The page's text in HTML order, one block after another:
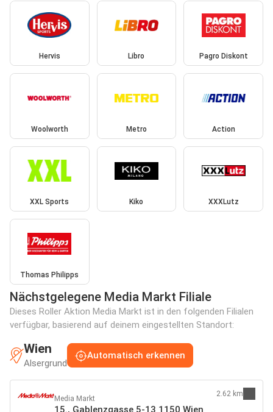
Hervis Libro Pagro Diskont
Woolworth Metro Action
XXL Sports Kiko XXXLutz
Thomas Philipps
Nächstgelegene Media Markt Filiale
Dieses Roller Aktion Media Markt ist in den folgenden Filialen
verfügbar, basierend auf deinem eingestellten Standort:
Wien
Alsergrund
Automatisch erkennen
Media Markt
15., Gablenzgasse 5-13 1150 Wien
2.62 km